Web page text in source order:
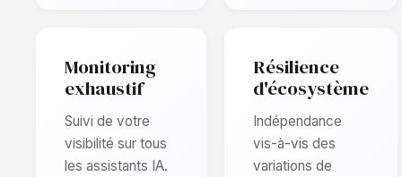
Monitoring
exhaustif
Suivi de votre
visibilité sur tous
les assistants IA.
Résilience
d'écosystème
Indépendance
vis-à-vis des
variations de